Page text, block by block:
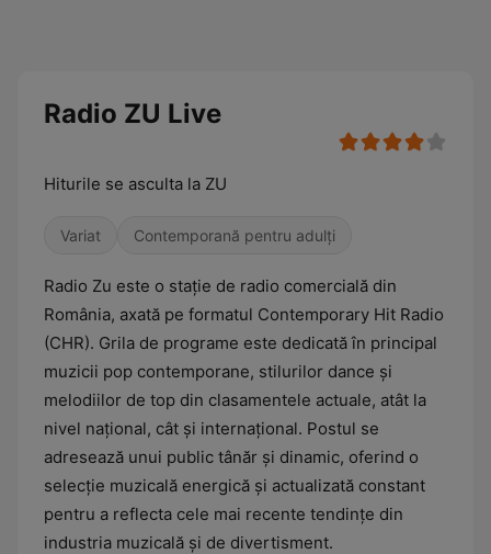
Radio ZU Live
Hiturile se asculta la ZU
Variat Contemporană pentru adulți
Radio Zu este o stație de radio comercială din
România, axată pe formatul Contemporary Hit Radio
(CHR). Grila de programe este dedicată în principal
muzicii pop contemporane, stilurilor dance și
melodiilor de top din clasamentele actuale, atât la
nivel național, cât și internațional. Postul se
adresează unui public tânăr și dinamic, oferind o
selecție muzicală energică și actualizată constant
pentru a reflecta cele mai recente tendințe din
industria muzicală și de divertisment.